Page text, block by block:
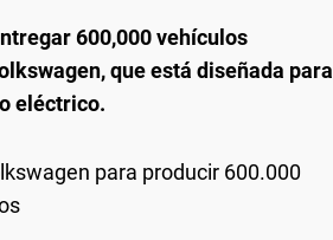
600,000 vehículos
que está diseñada para
eléctrico.